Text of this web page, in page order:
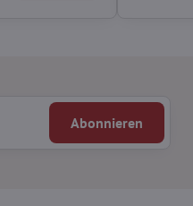
Abonnieren